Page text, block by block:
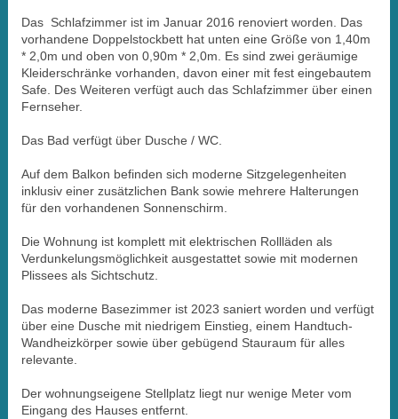
Das Schlafzimmer ist im Januar 2016 renoviert worden. Das
vorhandene Doppelstockbett hat unten eine Größe von 1,40m
* 2,0m und oben von 0,90m * 2,0m. Es sind zwei geräumige
Kleiderschränke vorhanden, davon einer mit fest eingebautem
Safe. Des Weiteren verfügt auch das Schlafzimmer über einen
Fernseher.
Das Bad verfügt über Dusche / WC.
Auf dem Balkon befinden sich moderne Sitzgelegenheiten
inklusiv einer zusätzlichen Bank sowie mehrere Halterungen
für den vorhandenen Sonnenschirm.
Die Wohnung ist komplett mit elektrischen Rollläden als
Verdunkelungsmöglichkeit ausgestattet sowie mit modernen
Plissees als Sichtschutz.
Das moderne Basezimmer ist 2023 saniert worden und verfügt
über eine Dusche mit niedrigem Einstieg, einem Handtuch-
Wandheizkörper sowie über gebügend Stauraum für alles
relevante.
Der wohnungseigene Stellplatz liegt nur wenige Meter vom
Eingang des Hauses entfernt.